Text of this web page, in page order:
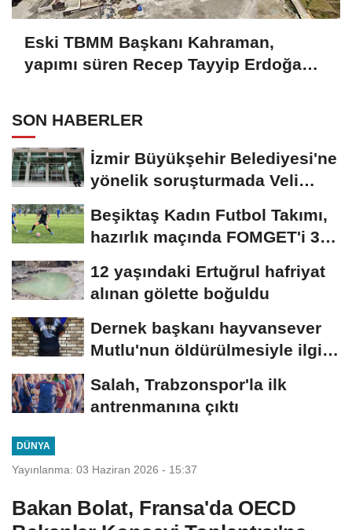
Eski TBMM Başkanı Kahraman,
yapımı süren Recep Tayyip Erdoğan
SON HABERLER
İzmir Büyükşehir Belediyesi'ne
yönelik soruşturmada Veli
Beşiktaş Kadın Futbol Takımı,
hazırlık maçında FOMGET'i 3-
12 yaşındaki Ertuğrul hafriyat
alınan gölette boğuldu
Dernek başkanı hayvansever
Mutlu'nun öldürülmesiyle ilgili
Salah, Trabzonspor'la ilk
antrenmanına çıktı
DÜNYA
Yayınlanma: 03 Haziran 2026 - 15:37
Bakan Bolat, Fransa'da OECD